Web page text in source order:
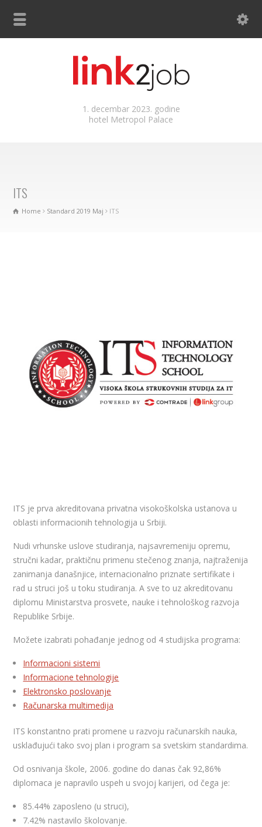
1. decembar 2023. godine
hotel Metropol Palace
ITS
Home Standard 2019 Maj ITS
ITS je prva akreditovana privatna visokoškolska ustanova u
oblasti informacionih tehnologija u Srbiji.
Nudi vrhunske uslove studiranja, najsavremeniju opremu,
stručni kadar, praktičnu primenu stečenog znanja, najtraženija
zanimanja današnjice, internacionalno priznate sertifikate i
rad u struci još u toku studiranja. A sve to uz akreditovanu
diplomu Ministarstva prosvete, nauke i tehnološkog razvoja
Republike Srbije.
Možete izabrati pohađanje jednog od 4 studijska programa:
Informacioni sistemi
Informacione tehnologije
Elektronsko poslovanje
Računarska multimedija
ITS konstantno prati promene u razvoju računarskih nauka,
usklađujući tako svoj plan i program sa svetskim standardima.
Od osnivanja škole, 2006. godine do danas čak 92,86%
diplomaca je napravilo uspeh u svojoj karijeri, od čega je:
85.44% zaposleno (u struci),
7.42% nastavilo školovanje.